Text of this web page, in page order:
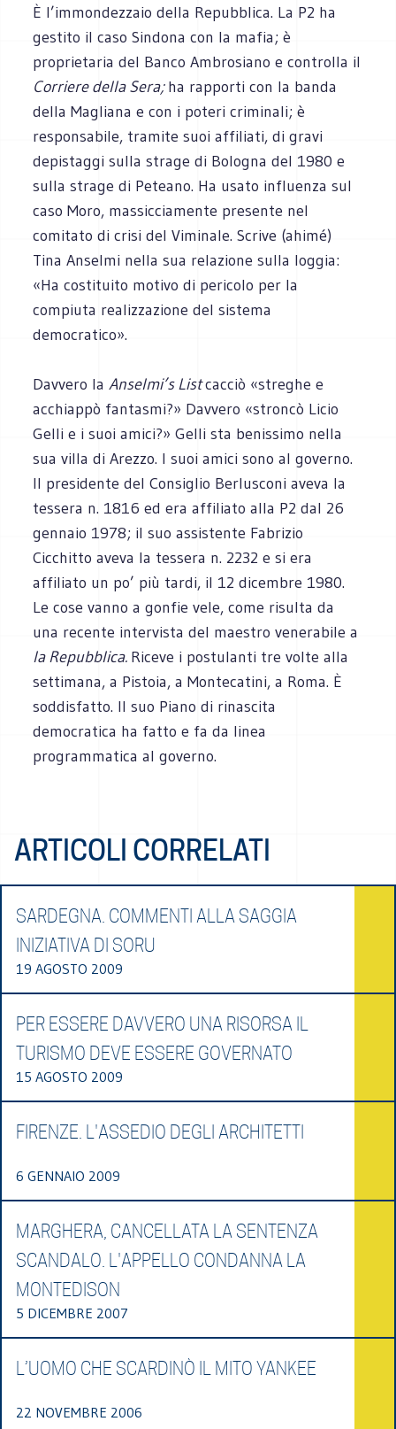
È l’immondezzaio della Repubblica. La P2 ha
gestito il caso Sindona con la mafia; è
proprietaria del Banco Ambrosiano e controlla il
Corriere della Sera;ha rapporti con la banda
della Magliana e con i poteri criminali; è
responsabile, tramite suoi affiliati, di gravi
depistaggi sulla strage di Bologna del 1980 e
sulla strage di Peteano. Ha usato influenza sul
caso Moro, massicciamente presente nel
comitato di crisi del Viminale. Scrive (ahimé)
Tina Anselmi nella sua relazione sulla loggia:
«Ha costituito motivo di pericolo per la
compiuta realizzazione del sistema
democratico».
Davvero laAnselmi’s Listcacciò «streghe e
acchiappò fantasmi?» Davvero «stroncò Licio
Gelli e i suoi amici?» Gelli sta benissimo nella
sua villa di Arezzo. I suoi amici sono al governo.
Il presidente del Consiglio Berlusconi aveva la
tessera n. 1816 ed era affiliato alla P2 dal 26
gennaio 1978; il suo assistente Fabrizio
Cicchitto aveva la tessera n. 2232 e si era
affiliato un po’ più tardi, il 12 dicembre 1980.
Le cose vanno a gonfie vele, come risulta da
una recente intervista del maestro venerabile a
la Repubblica. Riceve i postulanti tre volte alla
settimana, a Pistoia, a Montecatini, a Roma. È
soddisfatto. Il suo Piano di rinascita
democratica ha fatto e fa da linea
programmatica al governo.
ARTICOLI CORRELATI
SARDEGNA. COMMENTI ALLA SAGGIA
INIZIATIVA DI SORU
19 AGOSTO 2009
PER ESSERE DAVVERO UNA RISORSA IL
TURISMO DEVE ESSERE GOVERNATO
15 AGOSTO 2009
FIRENZE. L'ASSEDIO DEGLI ARCHITETTI
6 GENNAIO 2009
MARGHERA, CANCELLATA LA SENTENZA
SCANDALO. L'APPELLO CONDANNA LA
MONTEDISON
5 DICEMBRE 2007
L’UOMO CHE SCARDINÒ IL MITO YANKEE
22 NOVEMBRE 2006